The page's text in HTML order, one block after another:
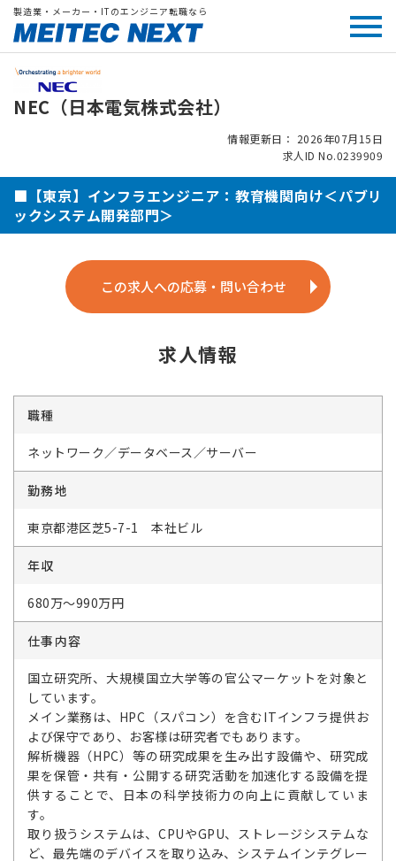
製造業・メーカー・ITのエンジニア転職なら
NEC（日本電気株式会社）
情報更新日： 2026年07月15日
求人ID No.0239909
■【東京】インフラエンジニア：教育機関向け＜パブリ
ックシステム開発部門＞
この求人への応募・問い合わせ
求人情報
職種
ネットワーク／データベース／サーバー
勤務地
東京都港区芝5-7-1 本社ビル
年収
680万～990万円
仕事内容
国立研究所、大規模国立大学等の官公マーケットを対象と
しています。
メイン業務は、HPC（スパコン）を含むITインフラ提供お
よび保守であり、お客様は研究者でもあります。
解析機器（HPC）等の研究成果を生み出す設備や、研究成
果を保管・共有・公開する研究活動を加速化する設備を提
供することで、日本の科学技術力の向上に貢献していま
す。
取り扱うシステムは、CPUやGPU、ストレージシステムな
ど、最先端のデバイスを取り込み、システムインテグレー